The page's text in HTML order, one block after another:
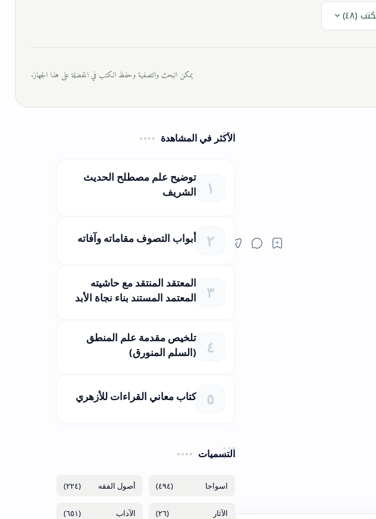
(٤٨)
يمكن البحث والتصفية وحفظ الكتب في المفضلة على هذا الجهاز.
الأكثر في المشاهدة
توضيح علم مصطلح الحديث
الشريف
أبواب التصوف مقاماته وآفاته
المعتقد المنتقد مع حاشيته
المعتمد المستند بناء نجاة الأبد
تلخيص مقدمة علم المنطق
(السلم المنورق)
كتاب معاني القراءات للأزهري
التسميات
(٤٩٤) (٢٢٤)
(٢٦) (٦٥١)